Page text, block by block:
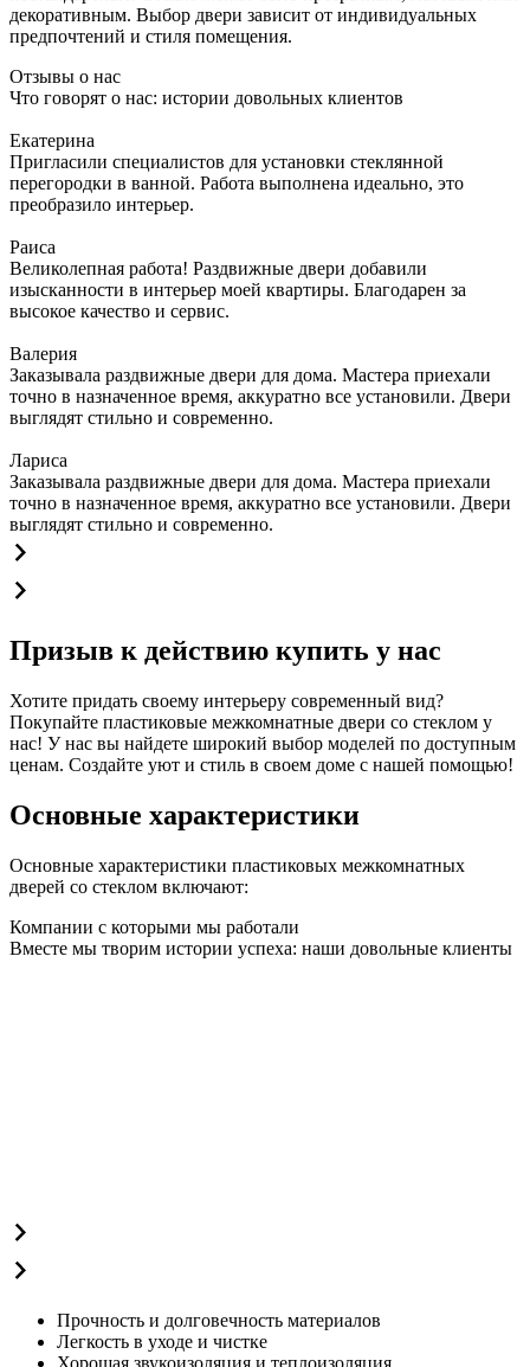
декоративным. Выбор двери зависит от индивидуальных
предпочтений и стиля помещения.
Отзывы о нас
Что говорят о нас: истории довольных клиентов
Екатерина
Пригласили специалистов для установки стеклянной
перегородки в ванной. Работа выполнена идеально, это
преобразило интерьер.
Раиса
Великолепная работа! Раздвижные двери добавили
изысканности в интерьер моей квартиры. Благодарен за
высокое качество и сервис.
Валерия
Заказывала раздвижные двери для дома. Мастера приехали
точно в назначенное время, аккуратно все установили. Двери
выглядят стильно и современно.
Лариса
Заказывала раздвижные двери для дома. Мастера приехали
точно в назначенное время, аккуратно все установили. Двери
выглядят стильно и современно.
Призыв к действию купить у нас
Хотите придать своему интерьеру современный вид?
Покупайте пластиковые межкомнатные двери со стеклом у
нас! У нас вы найдете широкий выбор моделей по доступным
ценам. Создайте уют и стиль в своем доме с нашей помощью!
Основные характеристики
Основные характеристики пластиковых межкомнатных
дверей со стеклом включают:
Компании с которыми мы работали
Вместе мы творим истории успеха: наши довольные клиенты
Прочность и долговечность материалов
Легкость в уходе и чистке
Хорошая звукоизоляция и теплоизоляция